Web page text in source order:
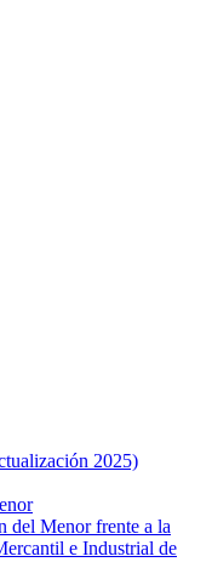
2025)
del Menor frente a la
e Industrial de